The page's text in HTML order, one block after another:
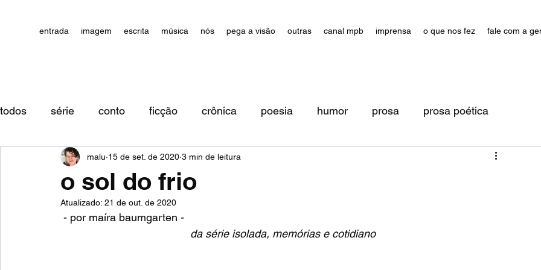
entrada imagem escrita música nós pega a visão outras canal mpb imprensa o que nos fez fale com a
todos série conto ficção crônica poesia humor prosa prosa poética
impressões/comentários
o sol do frio
malu 15 de set. de 2020 3 min de leitura
Atualizado: 21 de out. de 2020
- por maíra baumgarten -
da série isolada, memórias e cotidiano